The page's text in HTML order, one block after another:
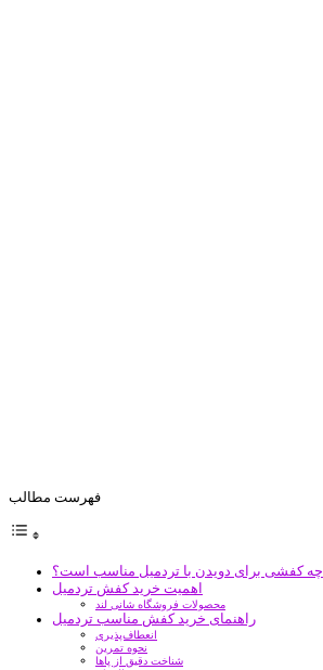
فهرست مطالب
چه کفشی برای دویدن با تردمیل مناسب است؟
اهمیت خرید کفش تردمیل
محصولات فروشگاه شانی لند
راهنمای خرید کفش مناسب تردمیل
انعطاف‌پذیری
نحوه تمرین
شناخت دقیق از پا‌ها